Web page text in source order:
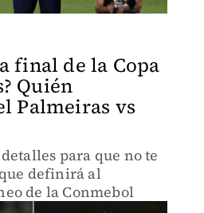
final de la Copa
Quién
Palmeiras vs
para que no te
definirá al
de la Conmebol